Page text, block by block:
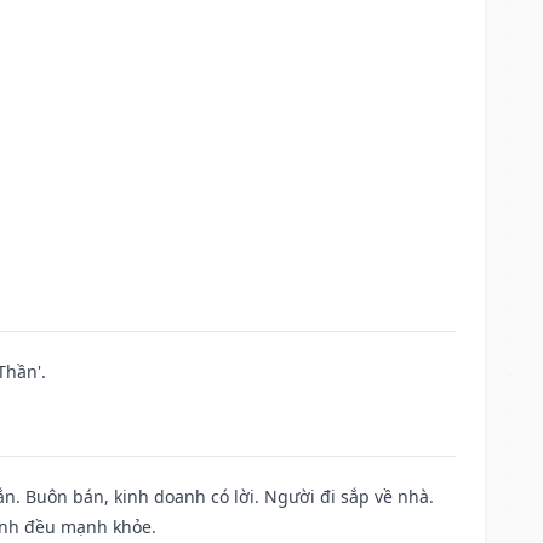
Buôn bán, kinh doanh có lời. Người đi sắp về nhà.
đều mạnh khỏe.